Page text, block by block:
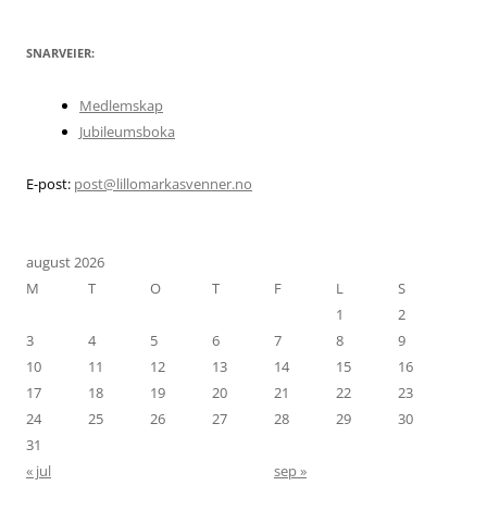
SNARVEIER:
Medlemskap
Jubileumsboka
E-post: post@lillomarkasvenner.no
august 2026
M
T O T F L
S
1
2
3
4 5 6 7 8
9
10
11 12 13 14 15
16
17
18 19 20 21 22
23
24
25 26 27 28 29
30
31
« jul
sep »